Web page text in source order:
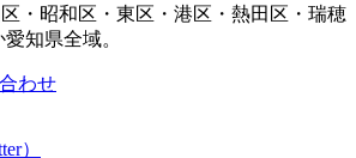
・昭和区・東区・港区・熱田区・瑞穂
知県全域。
わせ